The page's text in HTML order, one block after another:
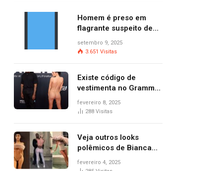
Homem é preso em
flagrante suspeito de
provocar dois incêndios
criminosos no mesmo
setembro 9, 2025
3.651 Visitas
Existe código de
vestimenta no Grammy?
Questionamento surgiu
após Bianca Censori,
premiação
fevereiro 8, 2025
288 Visitas
Veja outros looks
polêmicos de Bianca
Censori, esposa de
Kanye West que
fevereiro 4, 2025